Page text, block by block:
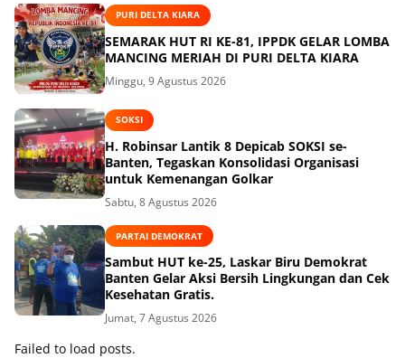
PURI DELTA KIARA
SEMARAK HUT RI KE-81, IPPDK GELAR LOMBA
MANCING MERIAH DI PURI DELTA KIARA
Minggu, 9 Agustus 2026
SOKSI
H. Robinsar Lantik 8 Depicab SOKSI se-
Banten, Tegaskan Konsolidasi Organisasi
untuk Kemenangan Golkar
Sabtu, 8 Agustus 2026
PARTAI DEMOKRAT
Sambut HUT ke-25, Laskar Biru Demokrat
Banten Gelar Aksi Bersih Lingkungan dan Cek
Kesehatan Gratis.
Jumat, 7 Agustus 2026
Failed to load posts.